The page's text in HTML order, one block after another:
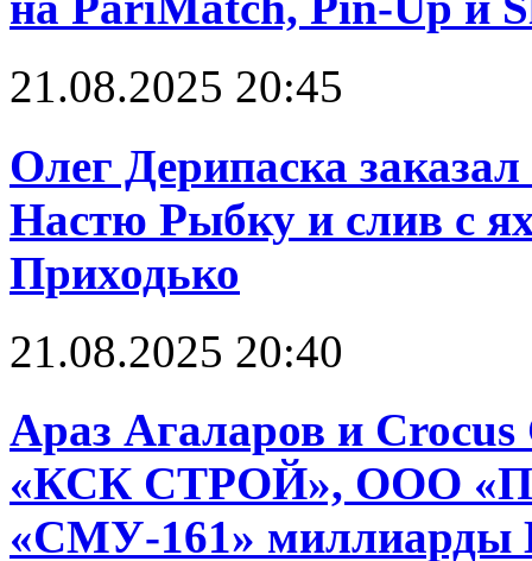
21.08.2025 20:45
Олег Дерипаска
Настю Рыбку и слив с
Приходько
21.08.2025 20:40
Араз Агаларов и
«КСК СТРОЙ», ООО
«СМУ-161» миллиарды